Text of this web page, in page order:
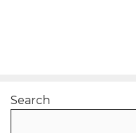
Search